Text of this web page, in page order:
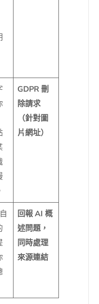
GDPR 刪
除請求
（針對圖
片網址）
回報 AI 概
述問題，
同時處理
來源連結